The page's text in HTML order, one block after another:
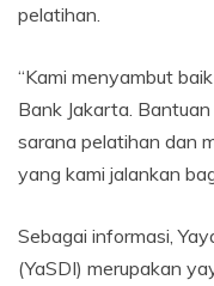
pelatihan.
“Kami menyambut
Bank Jakarta.
sarana pelatihan dan
yang kami jalankan
Sebagai informasi,
(YaSDI) merupakan